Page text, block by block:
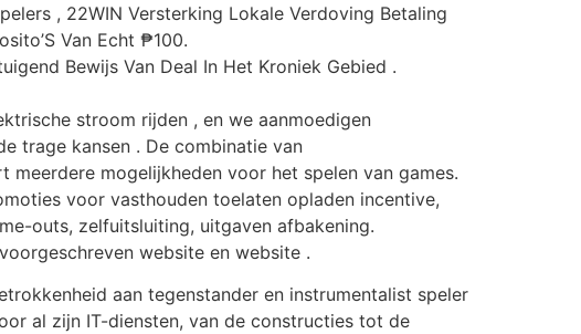
, 22WIN Versterking Lokale Verdoving Betaling
Van Echt ₱100.
Bewijs Van Deal In Het Kroniek Gebied .
stroom rijden , en we aanmoedigen
trage kansen . De combinatie van
mogelijkheden voor het spelen van games.
voor vasthouden toelaten opladen incentive,
outs, zelfuitsluiting, uitgaven afbakening.
website en website .
aan tegenstander en instrumentalist speler
al zijn IT-diensten, van de constructies tot de